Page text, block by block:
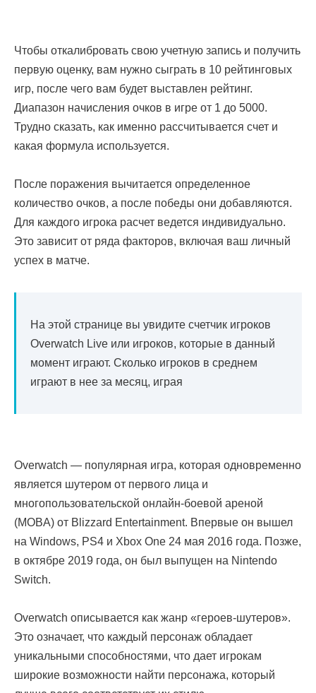
Чтобы откалибровать свою учетную запись и получить
первую оценку, вам нужно сыграть в 10 рейтинговых
игр, после чего вам будет выставлен рейтинг.
Диапазон начисления очков в игре от 1 до 5000.
Трудно сказать, как именно рассчитывается счет и
какая формула используется.
После поражения вычитается определенное
количество очков, а после победы они добавляются.
Для каждого игрока расчет ведется индивидуально.
Это зависит от ряда факторов, включая ваш личный
успех в матче.
На этой странице вы увидите счетчик игроков
Overwatch Live или игроков, которые в данный
момент играют. Сколько игроков в среднем
играют в нее за месяц, играя
Overwatch — популярная игра, которая одновременно
является шутером от первого лица и
многопользовательской онлайн-боевой ареной
(MOBA) от Blizzard Entertainment. Впервые он вышел
на Windows, PS4 и Xbox One 24 мая 2016 года. Позже,
в октябре 2019 года, он был выпущен на Nintendo
Switch.
Overwatch описывается как жанр «героев-шутеров».
Это означает, что каждый персонаж обладает
уникальными способностями, что дает игрокам
широкие возможности найти персонажа, который